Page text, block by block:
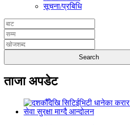
सूचना/प्रबिधि
ताजा अपडेट